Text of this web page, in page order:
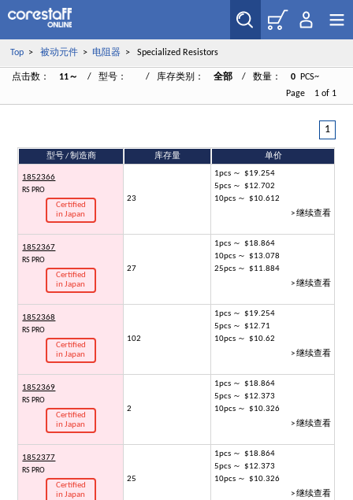
Top> 被动元件> 电阻器> Specialized Resistors
点击数： 11～ / 型号： / 库存类别： 全部 / 数量： 0
PCS~
Page 1 of 1
1
型号 / 制造商 库存量 单价
1852366
RS PRO
Certified
in Japan
23
1pcs ～ $19.254
5pcs ～ $12.702
10pcs ～ $10.612
> 继续查看
1852367
RS PRO
Certified
in Japan
27
1pcs ～ $18.864
10pcs ～ $13.078
25pcs ～ $11.884
> 继续查看
1852368
RS PRO
Certified
in Japan
102
1pcs ～ $19.254
5pcs ～ $12.71
10pcs ～ $10.62
> 继续查看
1852369
RS PRO
Certified
in Japan
2
1pcs ～ $18.864
5pcs ～ $12.373
10pcs ～ $10.326
> 继续查看
1852377
RS PRO
Certified
in Japan
25
1pcs ～ $18.864
5pcs ～ $12.373
10pcs ～ $10.326
> 继续查看